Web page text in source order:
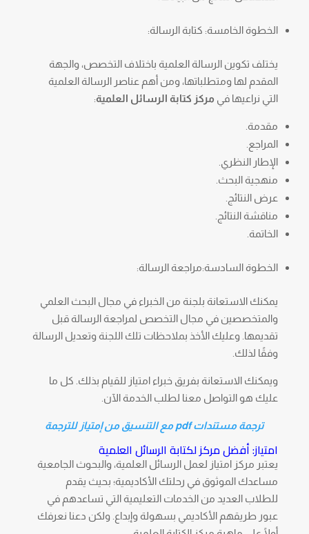
الخطوة الخامسة: كتابة الرسالة:
يختلف تكوين الرسالة العلمية باختلاف التخصص، والجهة
المقدم لها ومتطلباتها، ومن أهم عناصر الرسالة العلمية
التي نراعيها في مركز كتابة الرسائل العلمية:
مقدمة.
المراجع.
الإطار النظري.
منهجية البحث.
عرض النتائج.
مناقشة النتائج.
الخاتمة.
الخطوة السادسة:مراجعة الرسالة:
يمكنك الاستعانة بلجنة من الخبراء في مجال البحث العلمي
والمتخصصين في مجال التخصص لمراجعة الرسالة قبل
تقديمها. وعليك الأخذ بملاحظات تلك اللجنة وتعديل الرسالة
وفقًا لذلك.
ويمكنك الاستعانة بفريق خبراء امتياز للقيام بذلك. كل ما
عليك هو التواصل معنا لطلب الخدمة الآن.
ترجمة مستندات pdf مع التنسيق من إمتياز للترجمة
امتياز: أفضل مركز لكتابة الرسائل العلمية
يعتبر مركز امتياز لعمل الرسائل العلمية، والبحوث الجامعية
مساعدك الموثوق في رحلتك الأكاديمية؛ بحيث يقدم
للطلاب العديد من الخدمات التعليمية التي تساعدهم في
عبور طريقهم الأكاديمي بسهولة وإبداع. ولكن دعنا نعرفك